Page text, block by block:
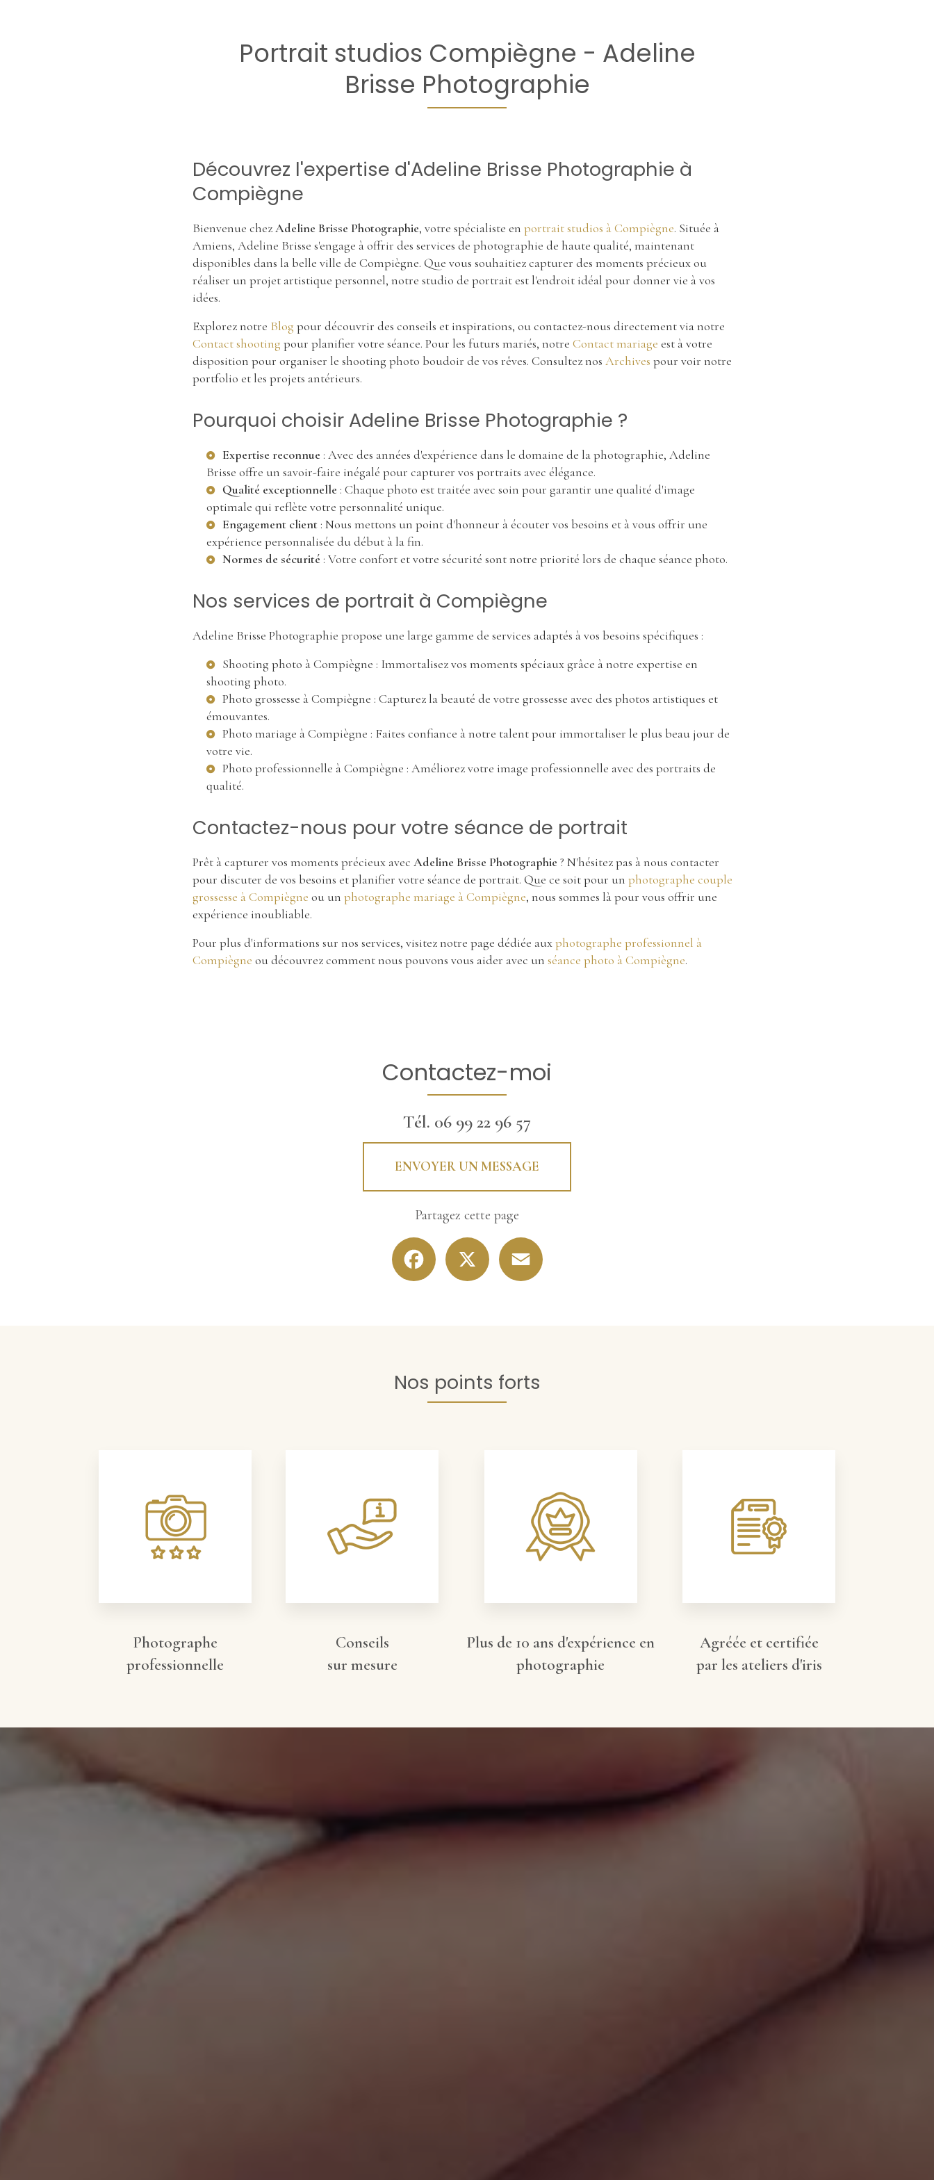
Portrait studios Compiègne - Adeline
Brisse Photographie
Découvrez l'expertise d'Adeline Brisse Photographie à
Compiègne
Bienvenue chezAdeline Brisse Photographie, votre spécialiste en portrait studios à Compiègne. Située à
Amiens, Adeline Brisse s'engage à offrir des services de photographie de haute qualité, maintenant
disponibles dans la belle ville de Compiègne. Que vous souhaitiez capturer des moments précieux ou
réaliser un projet artistique personnel, notre studio de portrait est l'endroit idéal pour donner vie à vos
idées.
Explorez notre Blog pour découvrir des conseils et inspirations, ou contactez-nous directement via notre
Contact shooting pour planifier votre séance. Pour les futurs mariés, notre Contact mariage est à votre
disposition pour organiser le shooting photo boudoir de vos rêves. Consultez nos Archives pour voir notre
portfolio et les projets antérieurs.
Pourquoi choisir Adeline Brisse Photographie ?
Expertise reconnue : Avec des années d'expérience dans le domaine de la photographie, Adeline
Brisse offre un savoir-faire inégalé pour capturer vos portraits avec élégance.
Qualité exceptionnelle : Chaque photo est traitée avec soin pour garantir une qualité d'image
optimale qui reflète votre personnalité unique.
Engagement client : Nous mettons un point d'honneur à écouter vos besoins et à vous offrir une
expérience personnalisée du début à la fin.
Normes de sécurité : Votre confort et votre sécurité sont notre priorité lors de chaque séance photo.
Nos services de portrait à Compiègne
Adeline Brisse Photographie propose une large gamme de services adaptés à vos besoins spécifiques :
Shooting photo à Compiègne : Immortalisez vos moments spéciaux grâce à notre expertise en
shooting photo.
Photo grossesse à Compiègne : Capturez la beauté de votre grossesse avec des photos artistiques et
émouvantes.
Photo mariage à Compiègne : Faites confiance à notre talent pour immortaliser le plus beau jour de
votre vie.
Photo professionnelle à Compiègne : Améliorez votre image professionnelle avec des portraits de
qualité.
Contactez-nous pour votre séance de portrait
Prêt à capturer vos moments précieux avec Adeline Brisse Photographie ? N'hésitez pas à nous contacter
pour discuter de vos besoins et planifier votre séance de portrait. Que ce soit pour un photographe couple
grossesse à Compiègne ou un photographe mariage à Compiègne, nous sommes là pour vous offrir une
expérience inoubliable.
Pour plus d'informations sur nos services, visitez notre page dédiée auxphotographe professionnel à
Compiègne ou découvrez comment nous pouvons vous aider avec un séance photo à Compiègne.
Contactez-moi
Tél. 06 99 22 96 57
ENVOYER UN MESSAGE
Partagez cette page
Facebook
Nos points forts
Photographe
professionnelle
Conseils
sur mesure
Plus de 10 ans d'expérience en
photographie
Agréée et certifiée
par les ateliers d'iris